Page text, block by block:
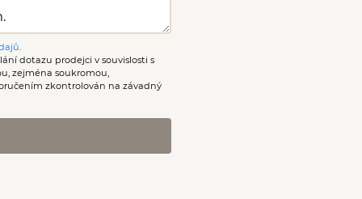
dotazu prodejci v souvislosti s
zejména soukromou,
zkontrolován na závadný